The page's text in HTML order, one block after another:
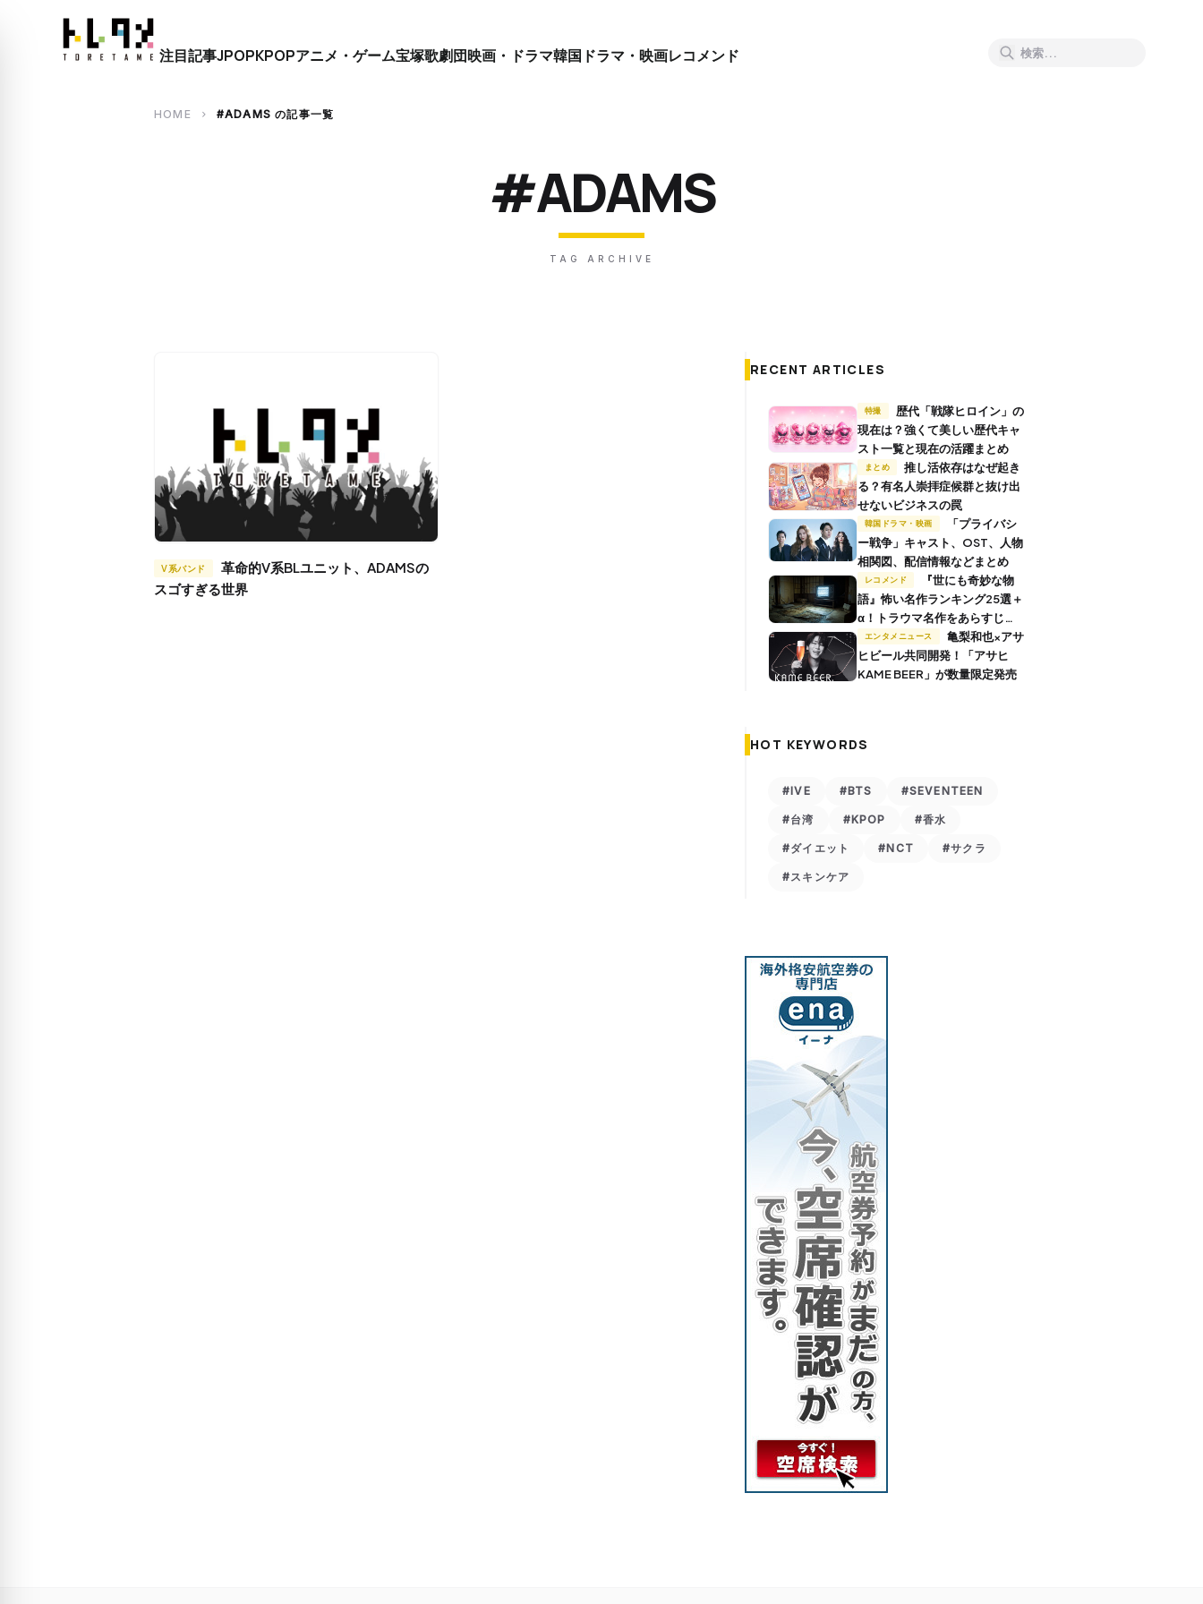
close
注目記事JPOPKPOPアニメ・ゲーム宝塚歌劇団映画・ドラマ韓国ドラマ・映画レコメンド
HOME chevron_right #ADAMS の記事一覧
#ADAMS
TAG ARCHIVE
V系バンド
スゴすぎる世界
RECENT ARTICLES
特撮
現在は？強くて美しい歴代キャ
スト一覧と現在の活躍まとめ
まとめ
推し活依存はなぜ起き
る？有名人崇拝症候群と抜け出
せないビジネスの罠
韓国ドラマ・映画
ー戦争」キャスト、OST、人物
相関図、配信情報などまとめ
レコメンド
語』怖い名作ランキング25選＋
α！トラウマ名作をあらすじ付
きで解説
エンタメニュース
ヒビール共同開発！「アサヒ
KAME BEER」が数量限定発売
HOT KEYWORDS
#IVE #BTS #SEVENTEEN
#台湾 #KPOP #香水
#ダイエット #NCT #サクラ
#スキンケア